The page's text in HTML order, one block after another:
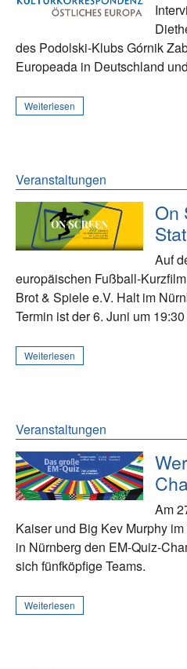
des Podolski-Klubs Górnik
Europeada in Deutschland
Weiterlesen
Veranstaltungen
On
Auf
europäischen Fußball-
Brot & Spiele e.V. Halt im
Termin ist der 6. Juni um 19:30
Weiterlesen
Veranstaltungen
Am
Kaiser und Big Kev Murphy
in Nürnberg den EM-Quiz-
sich fünfköpfige Teams.
Weiterlesen